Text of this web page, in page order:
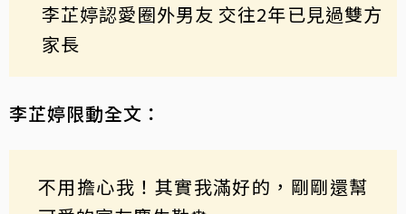
李芷婷認愛圈外男友 交往2年已見過雙方
家長
李芷婷限動全文：
不用擔心我！其實我滿好的，剛剛還幫